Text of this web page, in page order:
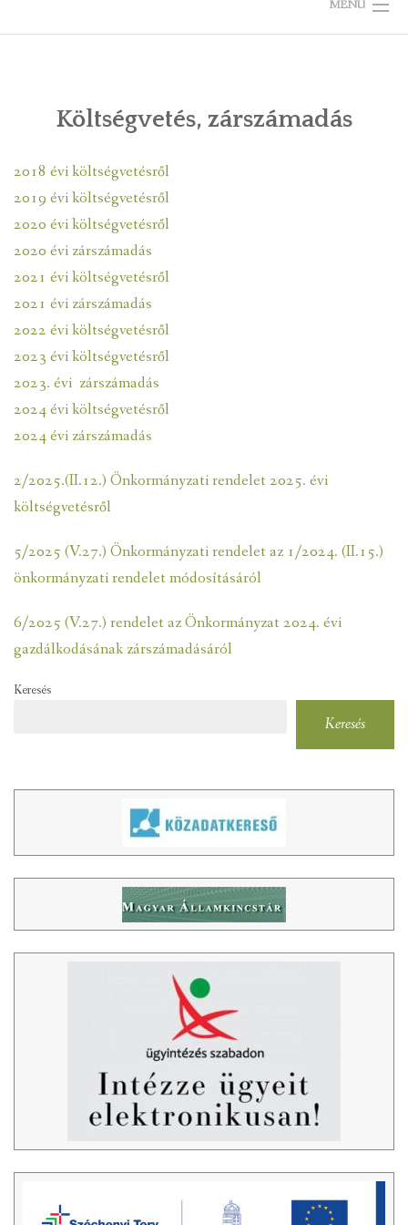
MENU
ÖNKORMÁNYZAT
VÁLASZTÁS
BÜKKZSÉRCRŐL
KÉPGALÉRIÁK
RENDEZVÉNYEK, ÜNNEPEK
LÁTNIVALÓK
VENDÉGLÁTÓ EGYSÉGEK, SZÁLLÁSHELYEK
ADATVÉDELEM
Költségvetés, zárszámadás
2018 évi költségvetésről
2019 évi költségvetésről
2020 évi költségvetésről
2020 évi zárszámadás
2021 évi költségvetésről
2021 évi zárszámadás
2022 évi költségvetésről
2023 évi költségvetésről
2023. évi zárszámadás
2024 évi költségvetésről
2024 évi zárszámadás
2/2025.(II.12.) Önkormányzati rendelet 2025. évi
költségvetésről
5/2025 (V.27.) Önkormányzati rendelet az 1/2024. (II.15.)
önkormányzati rendelet módosításáról
6/2025 (V.27.) rendelet az Önkormányzat 2024. évi
gazdálkodásának zárszámadásáról
Keresés
Keresés